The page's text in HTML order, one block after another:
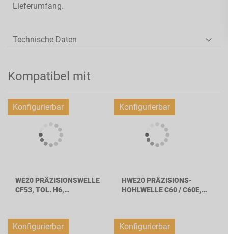
Lieferumfang.
Technische Daten
Kompatibel mit
Konfigurierbar
WE20 PRÄZISIONSWELLE
CF53, TOL. H6,
Konfigurierbar
HWE20 PRÄZISIONS-
HOHLWELLE C60 / C60E,
20MM
Konfigurierbar Konfigurierbar